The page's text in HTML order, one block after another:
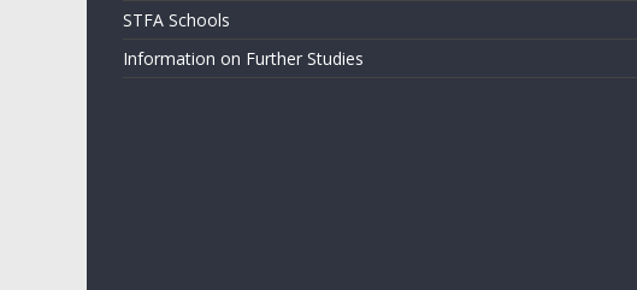
STFA Schools
Information on Further Studies